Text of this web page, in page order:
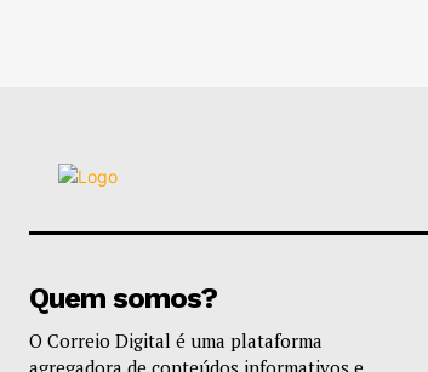
Quem somos?
O Correio Digital é uma plataforma
agregadora de conteúdos informativos e